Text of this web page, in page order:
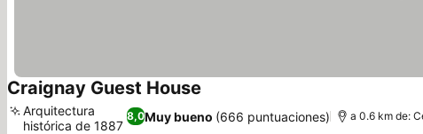
Craignay Guest House
8,0Muy bueno (666 puntuaciones)
Arquitectura
histórica de 1887
a 0.6 km de: